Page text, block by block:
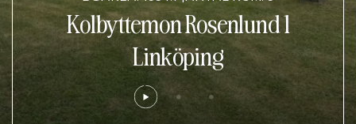
Kolbyttemon Rosenlund 1
Linköping